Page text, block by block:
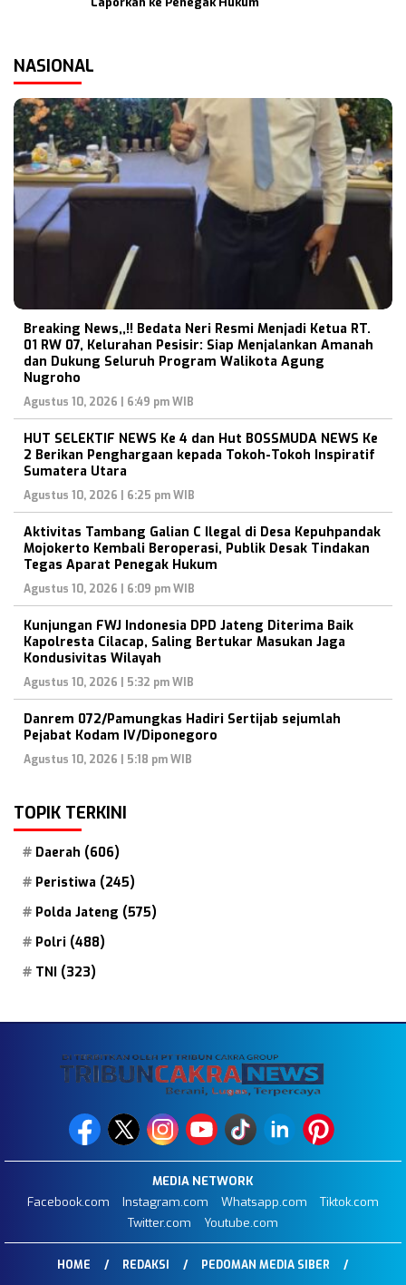
NASIONAL
Breaking News,,!! Bedata Neri Resmi Menjadi Ketua RT.
01 RW 07, Kelurahan Pesisir: Siap Menjalankan Amanah
dan Dukung Seluruh Program Walikota Agung
Nugroho
Agustus 10, 2026 | 6:49 pm WIB
HUT SELEKTIF NEWS Ke 4 dan Hut BOSSMUDA NEWS Ke
2 Berikan Penghargaan kepada Tokoh-Tokoh Inspiratif
Sumatera Utara
Agustus 10, 2026 | 6:25 pm WIB
Aktivitas Tambang Galian C Ilegal di Desa Kepuhpandak
Mojokerto Kembali Beroperasi, Publik Desak Tindakan
Tegas Aparat Penegak Hukum
Agustus 10, 2026 | 6:09 pm WIB
Kunjungan FWJ Indonesia DPD Jateng Diterima Baik
Kapolresta Cilacap, Saling Bertukar Masukan Jaga
Kondusivitas Wilayah
Agustus 10, 2026 | 5:32 pm WIB
Danrem 072/Pamungkas Hadiri Sertijab sejumlah
Pejabat Kodam IV/Diponegoro
Agustus 10, 2026 | 5:18 pm WIB
TOPIK TERKINI
Daerah (606)
Peristiwa (245)
Polda Jateng (575)
Polri (488)
TNI (323)
MEDIA NETWORK
Facebook.com
Instagram.com Whatsapp.com
Tiktok.com
Twitter.com
Youtube.com
HOME REDAKSI
PEDOMAN MEDIA SIBER